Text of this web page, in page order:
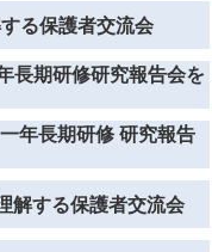
る保護者交流会
長期研修研究報告会を
年長期研修 研究報告
解する保護者交流会